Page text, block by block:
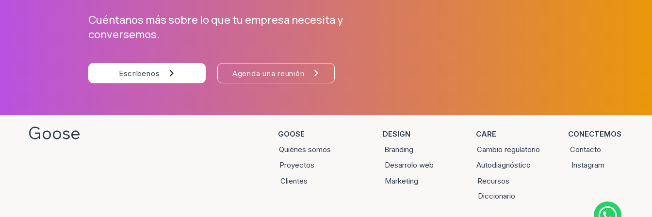
Cuéntanos más sobre lo que tu empresa necesita y
conversemos.
Escríbenos Agenda una reunión
Goose
Clientes
Proyectos
Quiénes somos
GOOSE DESIGN
Marketing
Desarrolo web
Branding
CARE
Autodiagnóstico
Diccionario
Recursos
Cambio regulatorio
CONECTEMOS
Contacto
Instagram